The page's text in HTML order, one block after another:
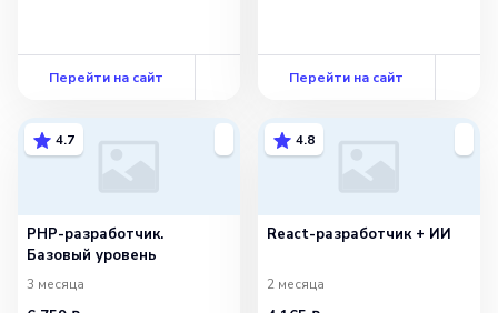
Перейти на сайт Перейти на сайт
4.7
PHP-разработчик.
Базовый уровень
3 месяца
4.8
React-разработчик + ИИ
2 месяца